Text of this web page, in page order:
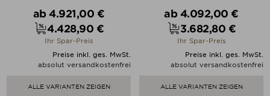
Verkaufspreis
ab 4.921,00 €
Preis
4.428,90 €
Ihr Spar-Preis
Preise inkl. ges. MwSt.
absolut versandkostenfrei
ALLE VARIANTEN ZEIGEN
Verkaufspreis
ab 4.092,00 €
Preis
3.682,80 €
Ihr Spar-Preis
Preise inkl. ges. MwSt.
absolut versandkostenfrei
ALLE VARIANTEN ZEIGEN